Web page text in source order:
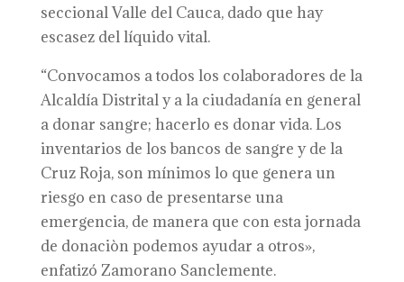
seccional Valle del Cauca, dado que hay
escasez del líquido vital.
“Convocamos a todos los colaboradores de la
Alcaldía Distrital y a la ciudadanía en general
a donar sangre; hacerlo es donar vida. Los
inventarios de los bancos de sangre y de la
Cruz Roja, son mínimos lo que genera un
riesgo en caso de presentarse una
emergencia, de manera que con esta jornada
de donaciòn podemos ayudar a otros»,
enfatizó Zamorano Sanclemente.